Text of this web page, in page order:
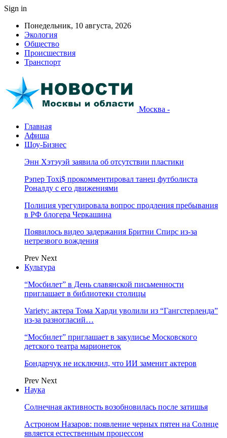
Sign in
Понедельник, 10 августа, 2026
Экология
Общество
Происшествия
Транспорт
Москва -
Главная
Афиша
Шоу-Бизнес
Энн Хэтэуэй заявила об отсутствии пластики
Рэпер Toxi$ прокомментировал танец футболиста
Роналду с его движениями
Полиция урегулировала вопрос продления пребывания
в РФ блогера Черкашина
Появилось видео задержания Бритни Спирс из-за
нетрезвого вождения
Prev Next
Культура
“Мосбилет” в День славянской письменности
приглашает в библиотеки столицы
Variety: актера Тома Харди уволили из “Гангстерленда”
из-за разногласий…
“Мосбилет” приглашает в закулисье Московского
детского театра марионеток
Бондарчук не исключил, что ИИ заменит актеров
Prev Next
Наука
Солнечная активность возобновилась после затишья
Астроном Назаров: появление черных пятен на Солнце
является естественным процессом